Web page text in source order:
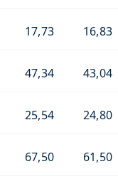
17,73 16,83
47,34 43,04
25,54 24,80
67,50 61,50